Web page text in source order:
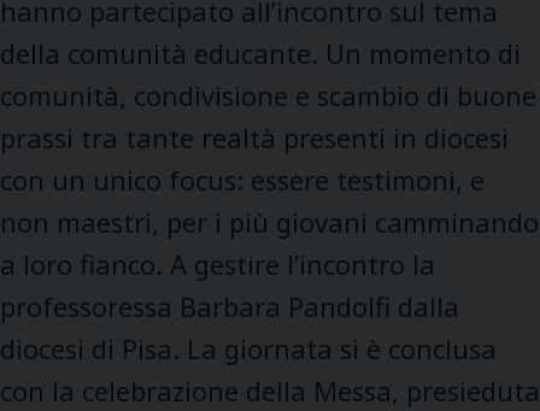
hanno partecipato all’incontro sul tema
della comunità educante. Un momento di
comunità, condivisione e scambio di buone
prassi tra tante realtà presenti in diocesi
con un unico focus: essere testimoni, e
non maestri, per i più giovani camminando
a loro fianco. A gestire l’incontro la
professoressa Barbara Pandolfi dalla
diocesi di Pisa. La giornata si è conclusa
con la celebrazione della Messa, presieduta